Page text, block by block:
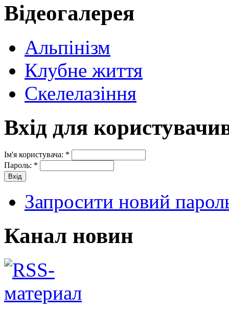
Відеогалерея
Альпінізм
Клубне життя
Скелелазіння
Вхід для
Ім'я користувача: *
Пароль: *
Запросити новий
Канал новин